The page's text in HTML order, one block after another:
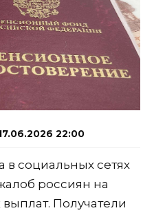
22:00
в социальных сетях
россиян на
Получатели